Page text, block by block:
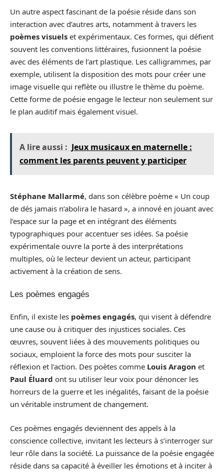
Un autre aspect fascinant de la poésie réside dans son
interaction avec d’autres arts, notamment à travers les
poèmes visuels et expérimentaux. Ces formes, qui défient
souvent les conventions littéraires, fusionnent la poésie
avec des éléments de l’art plastique. Les calligrammes, par
exemple, utilisent la disposition des mots pour créer une
image visuelle qui reflète ou illustre le thème du poème.
Cette forme de poésie engage le lecteur non seulement sur
le plan auditif mais également visuel.
A lire aussi : Jeux musicaux en maternelle :
comment les parents peuvent y participer
Stéphane Mallarmé, dans son célèbre poème « Un coup
de dés jamais n’abolira le hasard », a innové en jouant avec
l’espace sur la page et en intégrant des éléments
typographiques pour accentuer ses idées. Sa poésie
expérimentale ouvre la porte à des interprétations
multiples, où le lecteur devient un acteur, participant
activement à la création de sens.
Les poèmes engagés
Enfin, il existe les poèmes engagés, qui visent à défendre
une cause ou à critiquer des injustices sociales. Ces
œuvres, souvent liées à des mouvements politiques ou
sociaux, emploient la force des mots pour susciter la
réflexion et l’action. Des poètes comme Louis Aragon et
Paul Éluard ont su utiliser leur voix pour dénoncer les
horreurs de la guerre et les inégalités, faisant de la poésie
un véritable instrument de changement.
Ces poèmes engagés deviennent des appels à la
conscience collective, invitant les lecteurs à s’interroger sur
leur rôle dans la société. La puissance de la poésie engagée
réside dans sa capacité à éveiller les émotions et à inciter à